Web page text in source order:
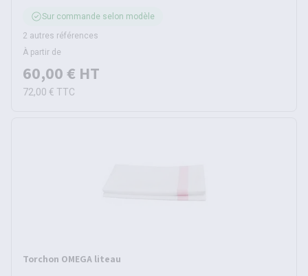
Sur commande selon modèle
2 autres références
À partir de
60,00 € HT
72,00 € TTC
Torchon OMEGA liteau